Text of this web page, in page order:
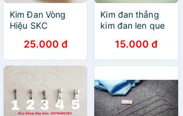
Kim Đan Vòng
Hiệu SKC
25.000 đ
Kim đan thẳng
kim đan len que
12mm15.000 đ